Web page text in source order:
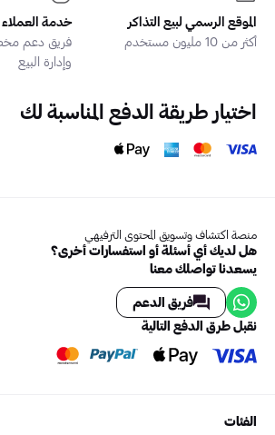
الموقع الرسمي لبيع التذاكر
أكثر من 10 مليون مستخدم
خدمة
فريق دعم
وإدارة البيع
اختيار طريقة الدفع المناسبة لك
منصة اكتشاف وتسويق المحتوى الترفيهي
هل لديك أي أسئلة أو استفسارات أخرى؟
يسعدنا تواصلك معنا
فريق الدعم
نقبل طرق الدفع التالية
الفئات